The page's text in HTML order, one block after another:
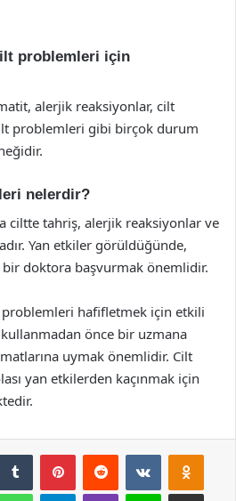
problemleri için
alerjik reaksiyonlar, cilt
problemleri gibi birçok durum
nelerdir?
ciltte tahriş, alerjik reaksiyonlar ve
Yan etkiler görüldüğünde,
bir doktora başvurmak önemlidir.
hafifletmek için etkili
önce bir uzmana
uymak önemlidir. Cilt
yan etkilerden kaçınmak için
Tumblr PinterestReddit VKontakte
WhatsAppTelegramViber Line E-Posta ile